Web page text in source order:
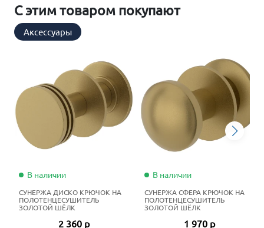
С этим товаром покупают
Аксессуары
В наличии
СУНЕРЖА ДИСКО КРЮЧОК НА
ПОЛОТЕНЦЕСУШИТЕЛЬ
ЗОЛОТОЙ ШЁЛК
2 360 р
В наличии
СУНЕРЖА СФЕРА КРЮЧОК НА
ПОЛОТЕНЦЕСУШИТЕЛЬ
ЗОЛОТОЙ ШЁЛК
1 970 р